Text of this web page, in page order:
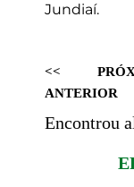
Jundiaí.
<<
ANTERIOR
Encontrou